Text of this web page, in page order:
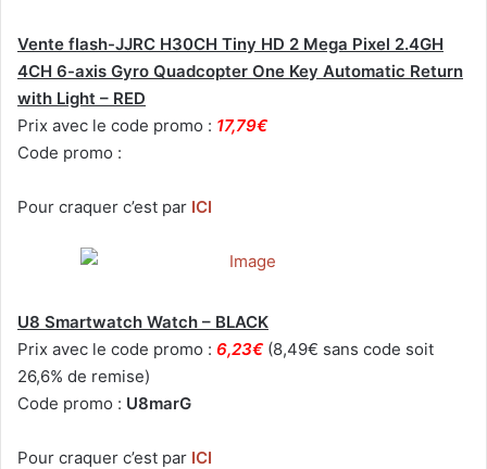
Vente flash-JJRC H30CH Tiny HD 2 Mega Pixel 2.4GH
4CH 6-axis Gyro Quadcopter One Key Automatic Return
with Light – RED
Prix avec le code promo : 17,79€
Code promo :
Pour craquer c’est par ICI
U8 Smartwatch Watch – BLACK
Prix avec le code promo : 6,23€ (8,49€ sans code soit
26,6% de remise)
Code promo : U8marG
Pour craquer c’est par ICI